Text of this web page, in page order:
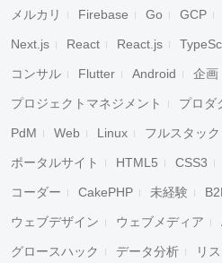
メルカリ Firebase Go GCP
Next.js React React.js
コンサル Flutter Android 企画
プロジェクトマネジメント プロダ
PdM Web Linux フルスタック
ポータルサイト HTML5 CSS3
コーダー CakePHP 未経験
ウェブデザイン ウェブメディア
グロースハック データ分析 リ